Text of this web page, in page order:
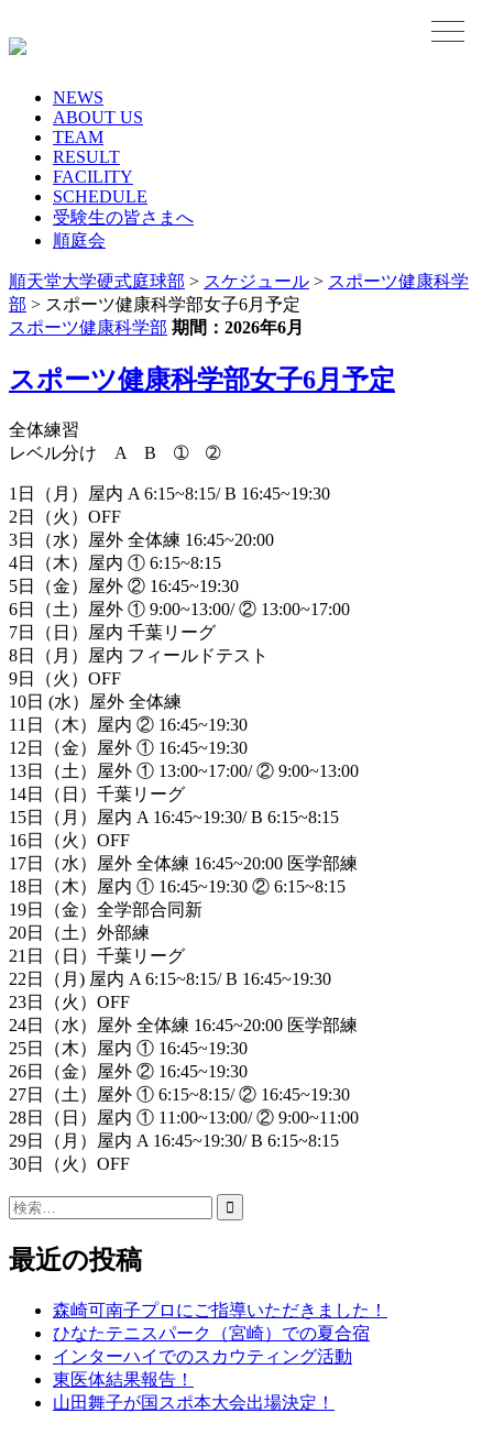
to
NEWS
ABOUT US
TEAM
RESULT
FACILITY
SCHEDULE
受験生の皆さまへ
順庭会
順天堂大学硬式庭球部 > スケジュール > スポーツ健康科学
部 > スポーツ健康科学部女子6月予定
スポーツ健康科学部 期間：2026年6月
スポーツ健康科学部女子6月予定
全体練習
レベル分け A B ➀ ➁
1日（月）屋内 A 6:15~8:15/ B 16:45~19:30
2日（火）OFF
3日（水）屋外 全体練 16:45~20:00
4日（木）屋内 ① 6:15~8:15
5日（金）屋外 ② 16:45~19:30
6日（土）屋外 ① 9:00~13:00/ ② 13:00~17:00
7日（日）屋内 千葉リーグ
8日（月）屋内 フィールドテスト
9日（火）OFF
10日 (水）屋外 全体練
11日（木）屋内 ② 16:45~19:30
12日（金）屋外 ① 16:45~19:30
13日（土）屋外 ① 13:00~17:00/ ② 9:00~13:00
14日（日）千葉リーグ
15日（月）屋内 A 16:45~19:30/ B 6:15~8:15
16日（火）OFF
17日（水）屋外 全体練 16:45~20:00 医学部練
18日（木）屋内 ① 16:45~19:30 ② 6:15~8:15
19日（金）全学部合同新
20日（土）外部練
21日（日）千葉リーグ
22日（月) 屋内 A 6:15~8:15/ B 16:45~19:30
23日（火）OFF
24日（水）屋外 全体練 16:45~20:00 医学部練
25日（木）屋内 ① 16:45~19:30
26日（金）屋外 ② 16:45~19:30
27日（土）屋外 ① 6:15~8:15/ ② 16:45~19:30
28日（日）屋内 ① 11:00~13:00/ ② 9:00~11:00
29日（月）屋内 A 16:45~19:30/ B 6:15~8:15
30日（火）OFF
検
最近の投稿
森崎可南子プロにご指導いただきました！
ひなたテニスパーク（宮崎）での夏合宿
インターハイでのスカウティング活動
東医体結果報告！
山田舞子が国スポ本大会出場決定！